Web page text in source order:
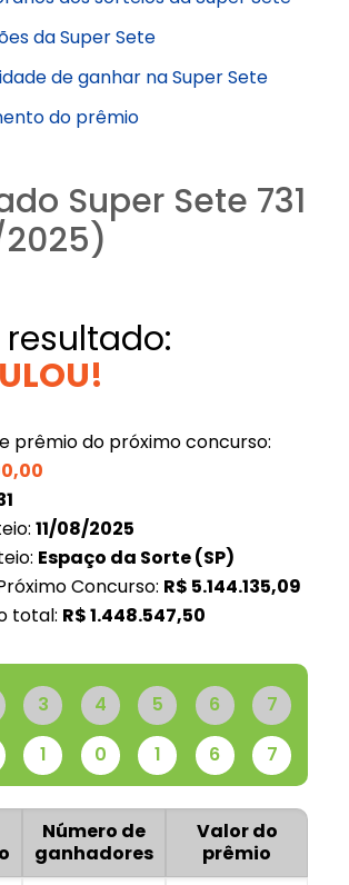
da Super Sete
de ganhar na Super Sete
do prêmio
Super Sete 731
prêmio do próximo concurso:
11/08/2025
Espaço da Sorte (SP)
Concurso: R$ 5.144.135,09
total: R$1.448.547,50
3 4 5 6
7
1 0 1 6 7
Número de
ganhadores
Valor do
prêmio